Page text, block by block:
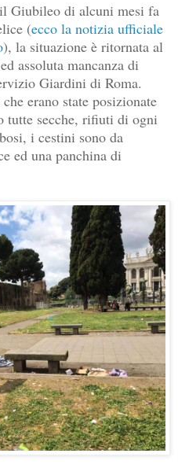
Giubileo di alcuni mesi fa
(ecco la notizia ufficiale
), la situazione è ritornata al
assoluta mancanza di
Giardini di Roma.
erano state posizionate
tutte secche, rifiuti di ogni
i cestini sono da
ed una panchina di